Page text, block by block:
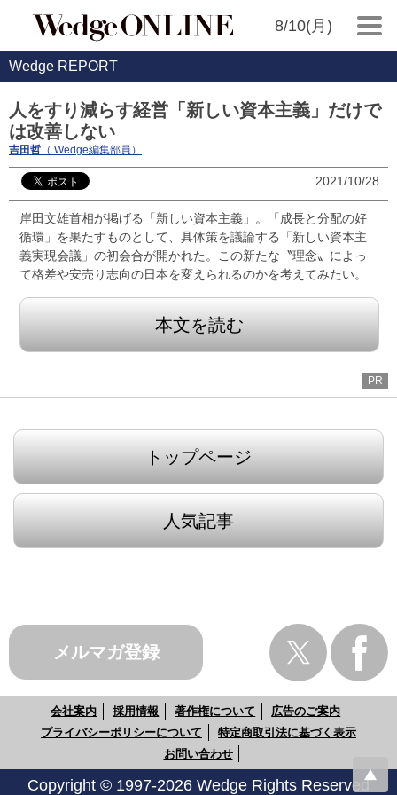
8/10(月)
Wedge REPORT
人をすり減らす経営「新しい資本主義」だけで
は改善しない
吉田哲 （ Wedge編集部員）
2021/10/28
岸田文雄首相が掲げる「新しい資本主義」。「成長と分配の好
循環」を果たすものとして、具体策を議論する「新しい資本主
義実現会議」の初会合が開かれた。この新たな〝理念〟によっ
て格差や安売り志向の日本を変えられるのかを考えてみたい。
本文を読む
PR
トップページ
人気記事
メルマガ登録
会社案内 採用情報 著作権について
広告のご案内
プライバシーポリシーについて
特定商取引法に基づく表示
お問い合わせ
Copyright © 1997-2026 Wedge Rights Reserved